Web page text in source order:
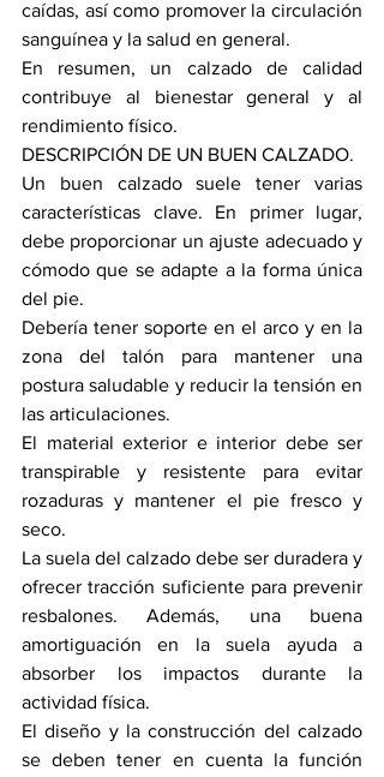
caídas, así como promover la circulación
sanguínea y la salud en general.
En resumen, un calzado de calidad
contribuye al bienestar general y al
rendimiento físico.
DESCRIPCIÓN DE UN BUEN CALZADO.
Un buen calzado suele tener varias
características clave. En primer lugar,
debe proporcionar un ajuste adecuado y
cómodo que se adapte a la forma única
del pie.
Debería tener soporte en el arco y en la
zona del talón para mantener una
postura saludable y reducir la tensión en
las articulaciones.
El material exterior e interior debe ser
transpirable y resistente para evitar
rozaduras y mantener el pie fresco y
seco.
La suela del calzado debe ser duradera y
ofrecer tracción suficiente para prevenir
resbalones. Además, una buena
amortiguación en la suela ayuda a
absorber los impactos durante la
actividad física.
El diseño y la construcción del calzado
se deben tener en cuenta la función